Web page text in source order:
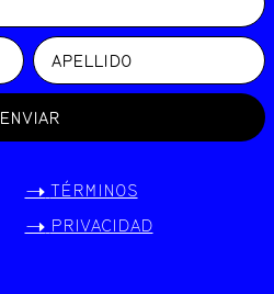
ENVIAR
-> TÉRMINOS
-> PRIVACIDAD